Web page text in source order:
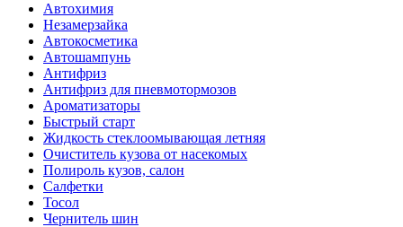
Автохимия
Незамерзайка
Автокосметика
Автошампунь
Антифриз
Антифриз для пневмотормозов
Ароматизаторы
Быстрый старт
Жидкость стеклоомывающая летняя
Очиститель кузова от насекомых
Полироль кузов, салон
Салфетки
Тосол
Чернитель шин